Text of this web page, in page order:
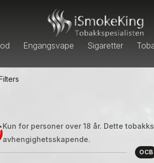
Engangsvape Sigaretter
Kun for personer over 18 år. Dette
avhengighetsskapende.
OCB